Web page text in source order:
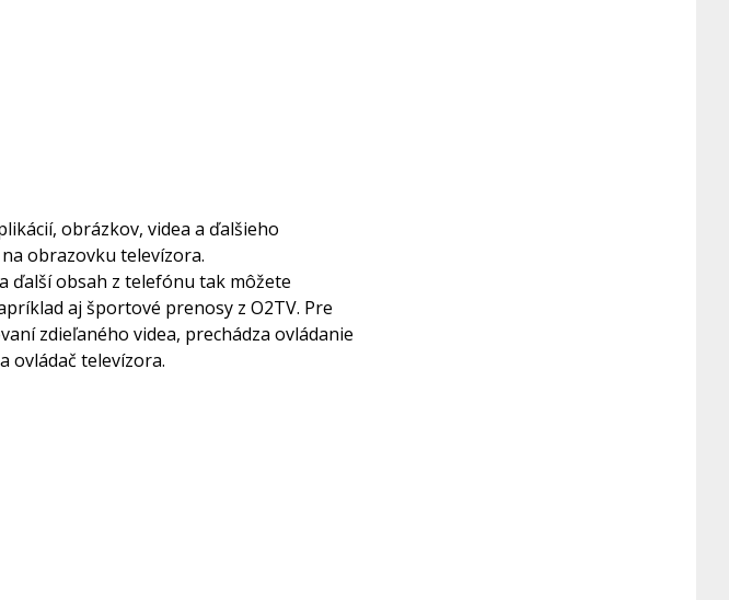
obrázkov, videa a ďalšieho
obrazovku televízora.
ďalší obsah z telefónu tak môžete
aj športové prenosy z O2TV. Pre
zdieľaného videa, prechádza ovládanie
ovládač televízora.